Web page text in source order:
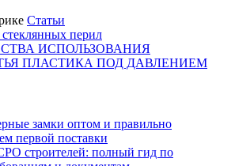
Статьи
перил
ИСПОЛЬЗОВАНИЯ
ПЛАСТИКА ПОД ДАВЛЕНИЕМ
замки оптом и правильно
первой поставки
строителей: полный гид по